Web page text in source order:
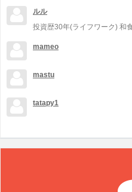
ルル
投資歴30年(ライフワーク) 和
mameo
mastu
tatapy1